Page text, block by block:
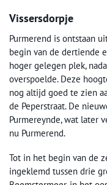
Vissersdorpje
Purmerend is ontstaan
begin van de dertiende
hoger gelegen plek,
overspoelde. Deze
nog altijd goed te zien
de Peperstraat. De
Purmereynde, wat later
nu Purmerend.
Tot in het begin van de
ingeklemd tussen drie